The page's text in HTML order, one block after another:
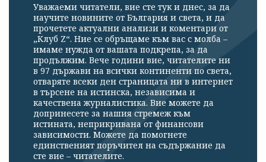
Уважаеми читатели, вие сте тук и днес, за да
научите новините от България и света, и да
прочетете актуални анализи и коментари от
„Клуб Z“. Ние се обръщаме към вас с молба –
имаме нужда от вашата подкрепа, за да
продължим. Вече години вие, читателите ни
в 97 държави на всички континенти по света,
отваряте всеки ден страницата ни в интернет
в търсене на истинска, независима и
качествена журналистика. Вие можете да
допринесете за нашия стремеж към
истината, неприкривана от финансови
зависимости. Можете да помогнете
единственият поръчител на съдържание да
сте вие – читателите.